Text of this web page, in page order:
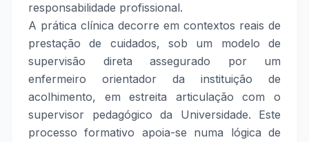
responsabilidade profissional.
A prática clínica decorre em contextos reais de
prestação de cuidados, sob um modelo de
supervisão direta assegurado por um
enfermeiro orientador da instituição de
acolhimento, em estreita articulação com o
supervisor pedagógico da Universidade. Este
processo formativo apoia-se numa lógica de